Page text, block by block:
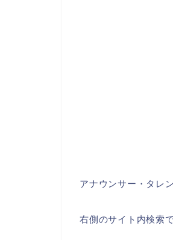
アナウンサー・タレ
右側のサイト内検索